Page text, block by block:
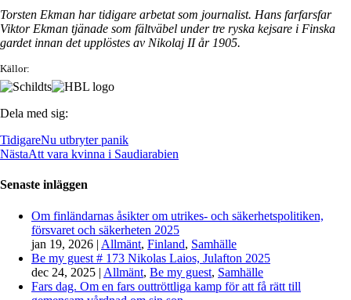
Torsten Ekman har tidigare arbetat som journalist. Hans farfarsfar
Viktor Ekman tjänade som fältväbel under tre ryska kejsare i Finska
gardet innan det upplöstes av Nikolaj II år 1905.
Källor:
Dela med sig:
TidigareNu utbryter panik
NästaAtt vara kvinna i Saudiarabien
Senaste inläggen
Om finländarnas åsikter om utrikes- och säkerhetspolitiken,
försvaret och säkerheten 2025
jan 19, 2026 | Allmänt, Finland, Samhälle
Be my guest # 173 Nikolas Laios, Julafton 2025
dec 24, 2025 | Allmänt, Be my guest, Samhälle
Fars dag. Om en fars outtröttliga kamp för att få rätt till